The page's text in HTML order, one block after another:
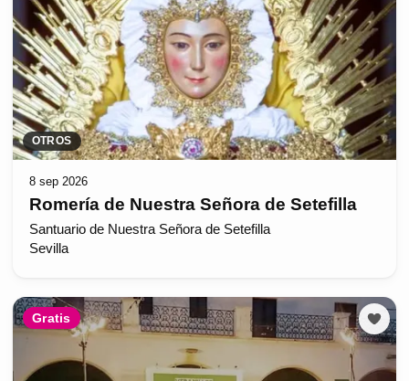
OTROS
8 sep 2026
Romería de Nuestra Señora de Setefilla
Santuario de Nuestra Señora de Setefilla
Sevilla
Gratis